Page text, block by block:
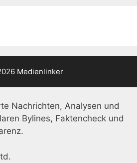
Medienlinker
Nachrichten, Analysen und
Bylines, Faktencheck und